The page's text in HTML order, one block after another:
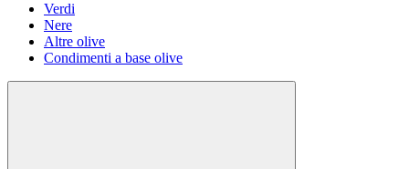
Verdi
Nere
Altre olive
Condimenti a base olive